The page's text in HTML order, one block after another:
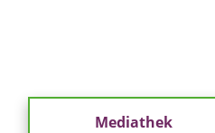
Mediathek